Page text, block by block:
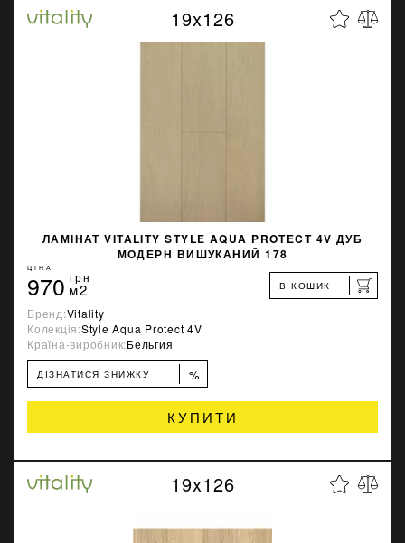
19x126
ЛАМІНАТ VITALITY STYLE AQUA PROTECT 4V ДУБ
МОДЕРН ВИШУКАНИЙ 178
ЦІНА
970 грн
м2 В КОШИК
Бренд:Vitality
Колекція:Style Aqua Protect 4V
Країна-виробник:Бельгия
ДІЗНАТИСЯ ЗНИЖКУ %
КУПИТИ
19x126